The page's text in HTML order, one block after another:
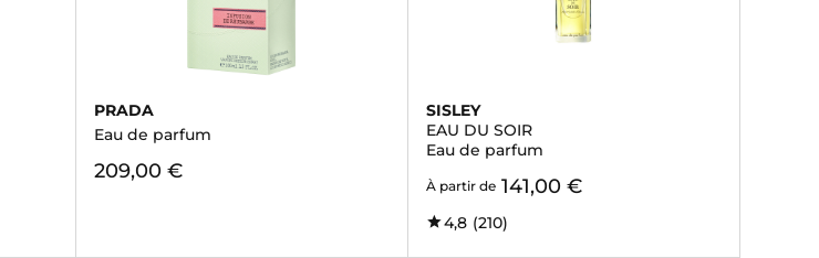
PRADA
Eau de parfum
209,00 €
SISLEY
EAU DU SOIR
Eau de parfum
À partir de 141,00 €
4,8 (210)